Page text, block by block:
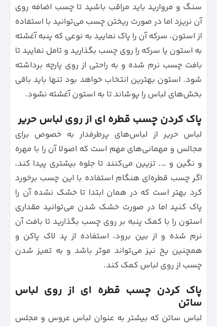
سنگ و مروارید باید مراقب باشید تا چسب اضافه روی
آن نریزد اما در صورت ریختن چسب می‌توانید با استفاده
از استون، سرکه آن را پاک نمایید به نوعی که پنبه آغشته
به استون یا سرکه را روی چسب بگذارید و تامل نمایید تا
بافت چسب نرم شده و به راحتی از روی پارچه برداشته
شود. استون بهترین انتخاب خواهد بود تنها باید باقی
بخش‌های لباس را پوشاند تا به استون آغشته نشود.
پاک کردن چسب قطره ای از روی لباس حریر
لباس حریر از لباس‌های پرطرفدار به خصوص برای
مجالس و مهمانی‌های مهم است که اصولا آن را با مهره
و نگین و …. تزیین می‌کنند تا جلوه بیشتری پیدا کند،
اگر چسب قطره‌ای هنگام استفاده با این چسب برخورد
کرد بهتر است که در همان ابتدا تا خشک نشده آن را
پاک کنید اما در صورت خشک شدن می‌توانید مقداری
استون را با کمک پنبه بر روی چسب بگذارید تا بافت آن
نرم شده و از بین برود، استفاده از پد لاک پاکن و
همچنین یخ نیز می‌تواند موثر باشد و به تمیز شدن
چسب از روی لباس کمک کند.
پاک کردن چسب قطره ای از روی لباس
ساتن
لباس ساتن که بیشتر به عنوان لباس عروس و مجلس